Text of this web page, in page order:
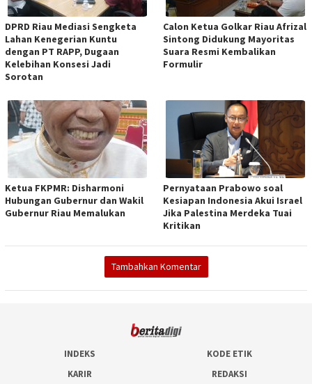
DPRD Riau Mediasi Sengketa
Lahan Kenegerian Kuntu
dengan PT RAPP, Dugaan
Kelebihan Konsesi Jadi
Sorotan
Calon Ketua Golkar Riau Afrizal
Sintong Didukung Mayoritas
Suara Resmi Kembalikan
Formulir
Ketua FKPMR: Disharmoni
Hubungan Gubernur dan Wakil
Gubernur Riau Memalukan
Pernyataan Prabowo soal
Kesiapan Indonesia Akui Israel
Jika Palestina Merdeka Tuai
Kritikan
Tambahkan Komentar
INDEKS
KODE ETIK
KARIR
REDAKSI